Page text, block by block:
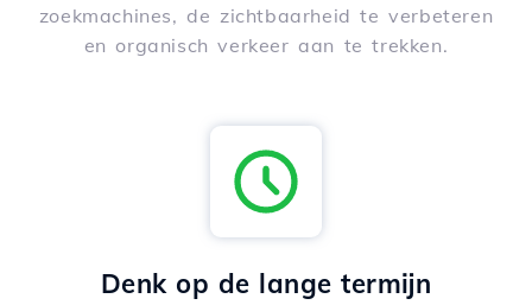
zoekmachines, de zichtbaarheid te verbeteren
en organisch verkeer aan te trekken.
Denk op de lange termijn